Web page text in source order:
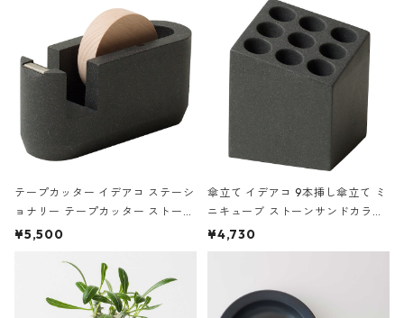
テープカッター イデアコ ステーシ
ョナリー テープカッター ストーン
サンドカラー 石調 ideaco Station
¥5,500
傘立て イデアコ 9本挿し傘立て ミ
ニキューブ ストーンサンドカラー
石調 ideaco Umbrella Stand CUB
E ストーンサンドブラック
¥4,730